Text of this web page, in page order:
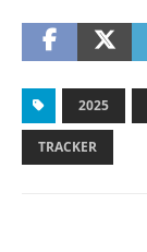
2025
TRACKER